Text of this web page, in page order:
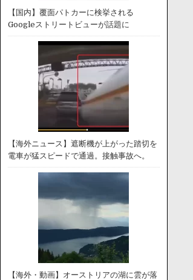
【国内】覆面パトカーに検挙される
Googleストリートビューが話題に
【海外ニュース】遮断機が上がった踏切を
電車が猛スピードで通過。接触事故へ。
【海外・動画】オーストリアの湖に雲が落